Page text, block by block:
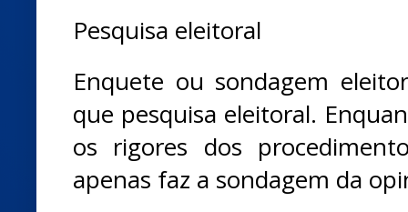
Pesquisa eleitoral
Enquete ou sondagem
que pesquisa eleitoral.
os rigores dos
apenas faz a sondagem da